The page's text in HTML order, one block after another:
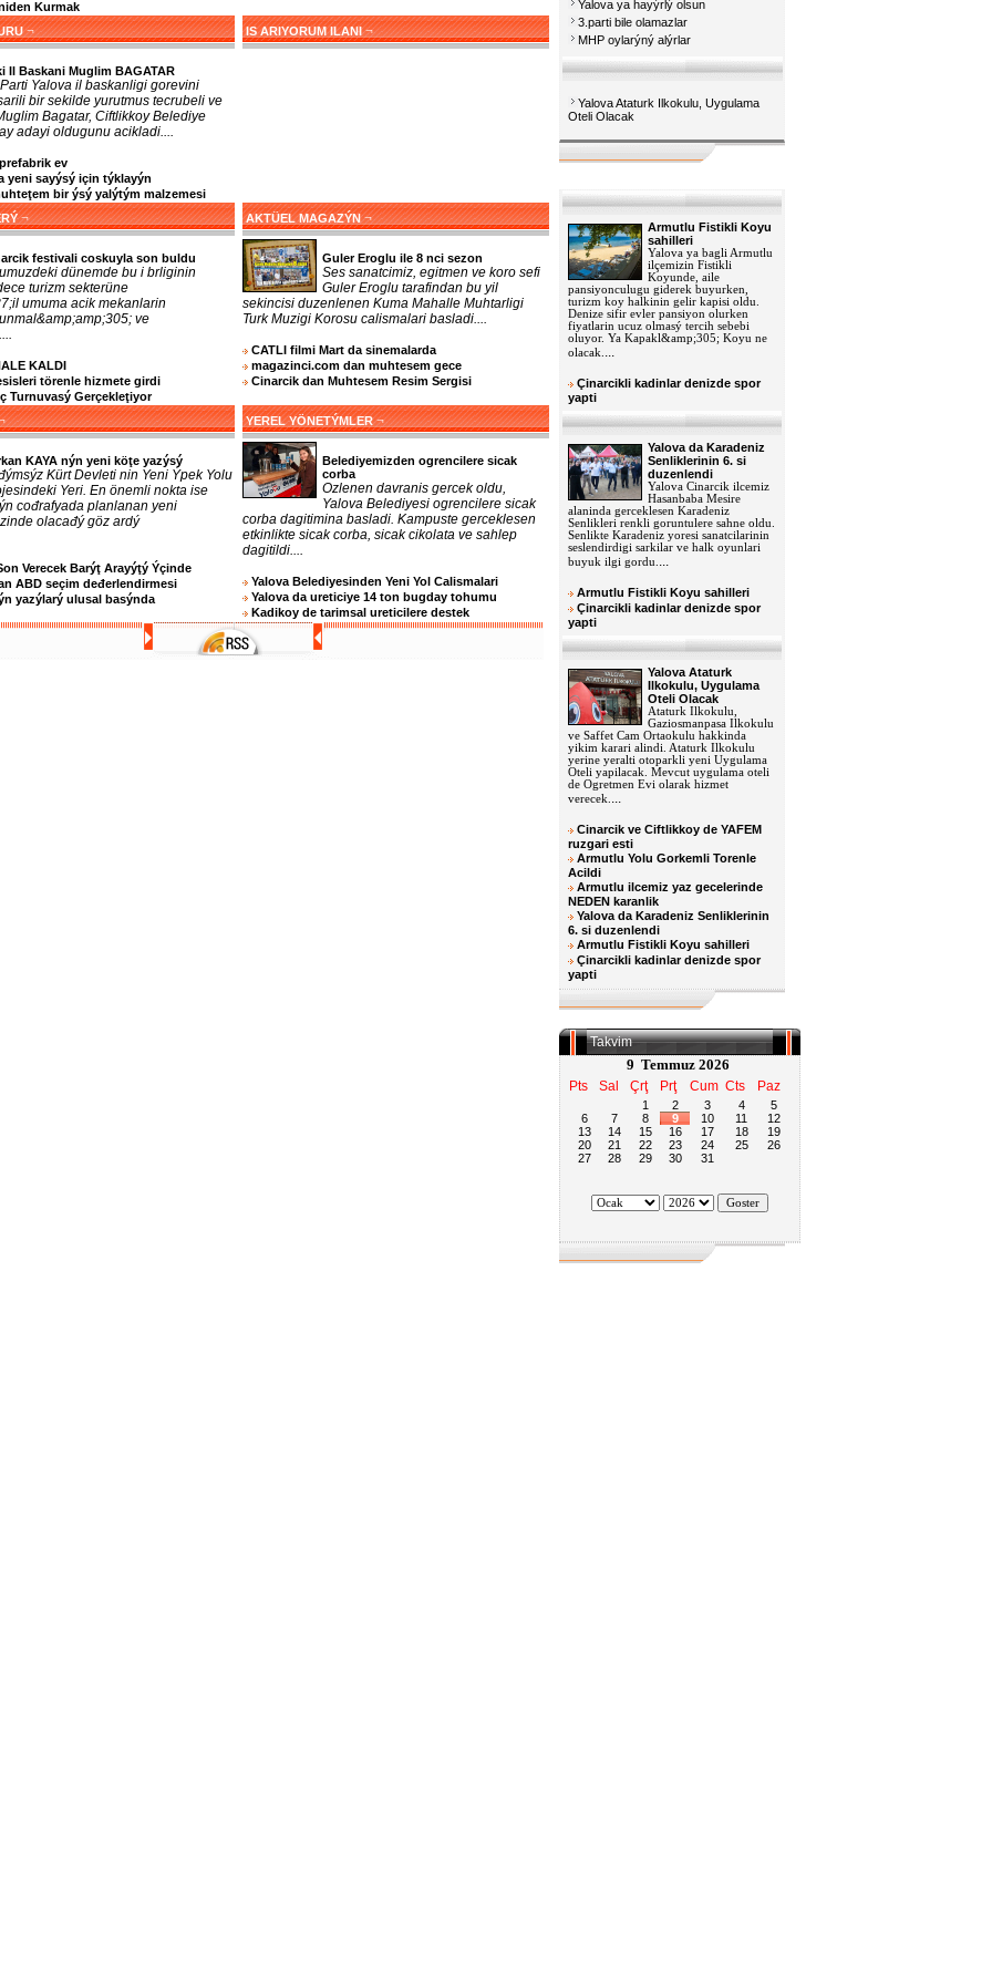
Kurmak
¬
Il Baskani Muglim BAGATAR
Yalova il baskanligi gorevini
bir sekilde yurutmus tecrubeli ve
Bagatar, Ciftlikkoy Belediye
adayi oldugunu acikladi....
ev
yeni sayýsý için týklayýn
bir ýsý yalýtým malzemesi
IS ARIYORUM ILANI ¬
¬
festivali coskuyla son buldu
dünemde bu i brliginin
turizm sekterüne
umuma acik mekanlarin
ve
KALDI
törenle hizmete girdi
Turnuvasý Gerçekleţiyor
AKTÜEL MAGAZÝN ¬
Guler Eroglu ile 8 nci sezon
Ses sanatcimiz, egitmen ve koro sefi
Guler Eroglu tarafindan bu yil
sekincisi duzenlenen Kuma Mahalle Muhtarligi
Turk Muzigi Korosu calismalari basladi....
CATLI filmi Mart da sinemalarda
magazinci.com dan muhtesem gece
Cinarcik dan Muhtesem Resim Sergisi
KAYA nýn yeni köţe yazýsý
Kürt Devleti nin Yeni Ýpek Yolu
Yeri. En önemli nokta ise
cođrafyada planlanan yeni
olacađý göz ardý
Verecek Barýţ Arayýţý Ýçinde
ABD seçim deđerlendirmesi
yazýlarý ulusal basýnda
YEREL YÖNETÝMLER ¬
Belediyemizden ogrencilere sicak
corba
Ozlenen davranis gercek oldu,
Yalova Belediyesi ogrencilere sicak
corba dagitimina basladi. Kampuste gerceklesen
etkinlikte sicak corba, sicak cikolata ve sahlep
dagitildi....
Yalova Belediyesinden Yeni Yol Calismalari
Yalova da ureticiye 14 ton bugday tohumu
Kadikoy de tarimsal ureticilere destek
Yalova ya hayýrlý olsun
3.parti bile olamazlar
MHP oylarýný alýrlar
Yalova Ataturk Ilkokulu, Uygulama
Oteli Olacak
Armutlu Fistikli Koyu
sahilleri
Yalova ya bagli Armutlu
ilçemizin Fistikli
Koyunde, aile
pansiyonculugu giderek buyurken,
turizm koy halkinin gelir kapisi oldu.
Denize sifir evler pansiyon olurken
fiyatlarin ucuz olmasý tercih sebebi
oluyor. Ya Kapakl&amp;305; Koyu ne
olacak....
Çinarcikli kadinlar denizde spor
yapti
Yalova da Karadeniz
Senliklerinin 6. si
duzenlendi
Yalova Cinarcik ilcemiz
Hasanbaba Mesire
alaninda gerceklesen Karadeniz
Senlikleri renkli goruntulere sahne oldu.
Senlikte Karadeniz yoresi sanatcilarinin
seslendirdigi sarkilar ve halk oyunlari
buyuk ilgi gordu....
Armutlu Fistikli Koyu sahilleri
Çinarcikli kadinlar denizde spor
yapti
Yalova Ataturk
Ilkokulu, Uygulama
Oteli Olacak
Ataturk Ilkokulu,
Gaziosmanpasa Ilkokulu
ve Saffet Cam Ortaokulu hakkinda
yikim karari alindi. Ataturk Ilkokulu
yerine yeralti otoparkli yeni Uygulama
Oteli yapilacak. Mevcut uygulama oteli
de Ogretmen Evi olarak hizmet
verecek....
Cinarcik ve Ciftlikkoy de YAFEM
ruzgari esti
Armutlu Yolu Gorkemli Torenle
Acildi
Armutlu ilcemiz yaz gecelerinde
NEDEN karanlik
Yalova da Karadeniz Senliklerinin
6. si duzenlendi
Armutlu Fistikli Koyu sahilleri
Çinarcikli kadinlar denizde spor
yapti
Takvim
9 Temmuz 2026
Pts Sal Çrţ Prţ Cum Cts Paz
1 2 3 4
5
6
7 8 9 10 11
12
13
14 15 16 17 18
19
20
21 22 23 24 25
26
27
28 29 30 31